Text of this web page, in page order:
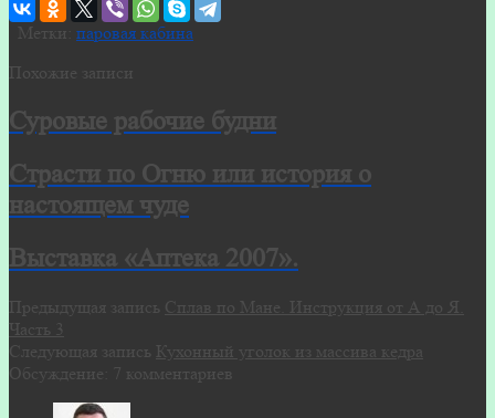
Метки: паровая кабина
Похожие записи
Суровые рабочие будни
Страсти по Огню или история о
настоящем чуде
Выставка «Аптека 2007».
Предыдущая запись Сплав по Мане. Инструкция от А до Я.
Часть 3
Следующая запись Кухонный уголок из массива кедра
Обсуждение: 7 комментариев